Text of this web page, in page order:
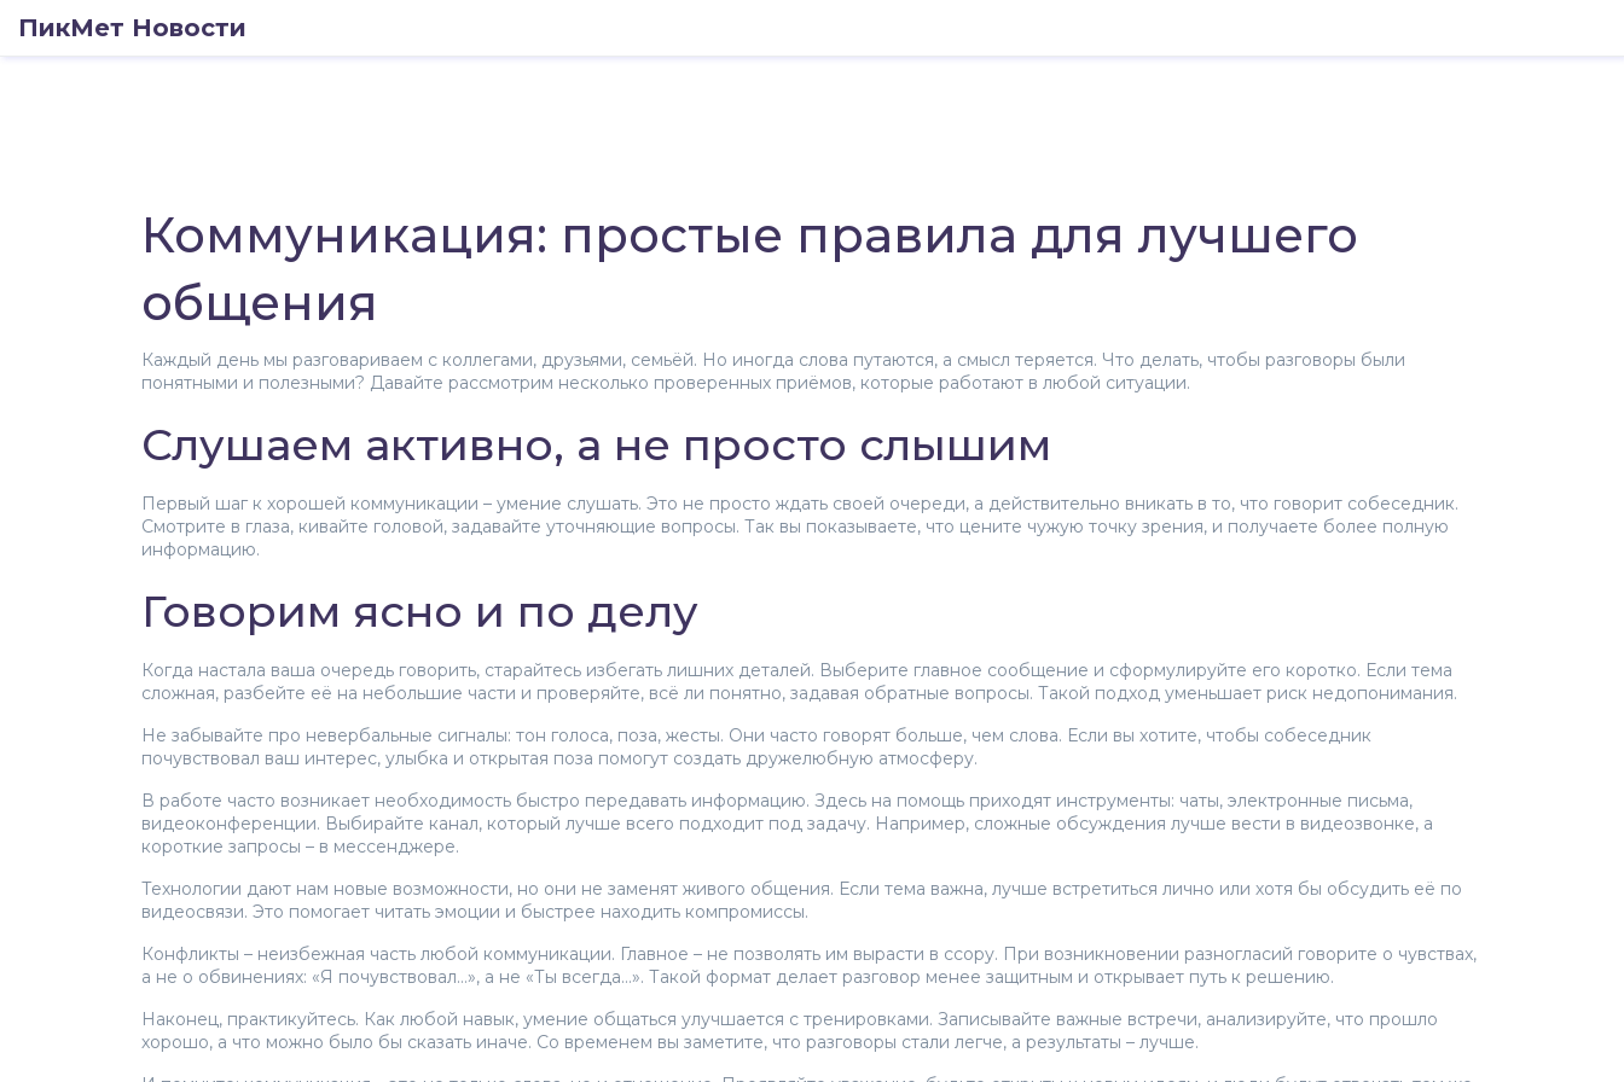
ПикМет Новости
Коммуникация: простые правила для лучшего
общения
Каждый день мы разговариваем с коллегами, друзьями, семьёй. Но иногда слова путаются, а смысл теряется. Что делать, чтобы разговоры были
понятными и полезными? Давайте рассмотрим несколько проверенных приёмов, которые работают в любой ситуации.
Слушаем активно, а не просто слышим
Первый шаг к хорошей коммуникации – умение слушать. Это не просто ждать своей очереди, а действительно вникать в то, что говорит собеседник.
Смотрите в глаза, кивайте головой, задавайте уточняющие вопросы. Так вы показываете, что цените чужую точку зрения, и получаете более полную
информацию.
Говорим ясно и по делу
Когда настала ваша очередь говорить, старайтесь избегать лишних деталей. Выберите главное сообщение и сформулируйте его коротко. Если тема
сложная, разбейте её на небольшие части и проверяйте, всё ли понятно, задавая обратные вопросы. Такой подход уменьшает риск недопонимания.
Не забывайте про невербальные сигналы: тон голоса, поза, жесты. Они часто говорят больше, чем слова. Если вы хотите, чтобы собеседник
почувствовал ваш интерес, улыбка и открытая поза помогут создать дружелюбную атмосферу.
В работе часто возникает необходимость быстро передавать информацию. Здесь на помощь приходят инструменты: чаты, электронные письма,
видеоконференции. Выбирайте канал, который лучше всего подходит под задачу. Например, сложные обсуждения лучше вести в видеозвонке, а
короткие запросы – в мессенджере.
Технологии дают нам новые возможности, но они не заменят живого общения. Если тема важна, лучше встретиться лично или хотя бы обсудить её по
видеосвязи. Это помогает читать эмоции и быстрее находить компромиссы.
Конфликты – неизбежная часть любой коммуникации. Главное – не позволять им вырасти в ссору. При возникновении разногласий говорите о чувствах,
а не о обвинениях: «Я почувствовал…», а не «Ты всегда…». Такой формат делает разговор менее защитным и открывает путь к решению.
Наконец, практикуйтесь. Как любой навык, умение общаться улучшаетcя с тренировками. Записывайте важные встречи, анализируйте, что прошло
хорошо, а что можно было бы сказать иначе. Со временем вы заметите, что разговоры стали легче, а результаты – лучше.